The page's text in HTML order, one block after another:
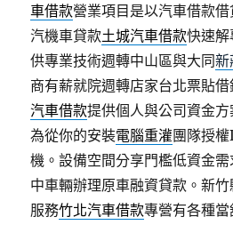
車借款營業項目是以汽車借款
汽機車貸款土城汽車借款快速
供專業技術週轉中山區與大同新
商有薪就院週轉店家台北票貼
汽車借款提供個人與公司資金
為從你的安裝電腦重灌團隊授
機。設備空間分享門檻低資金需
中車輛辦理原車融資貸款。新
服務竹北汽車借款專營有各種